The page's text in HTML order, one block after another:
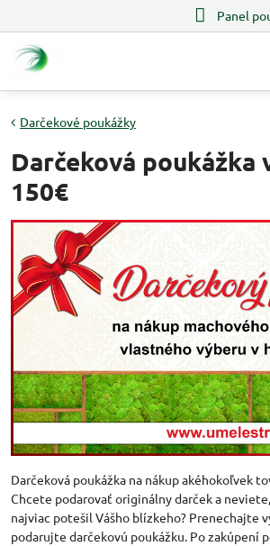
Panel
Darčekové poukážky
Darčeková poukážka
150€
Darčeková poukážka na nákup akéhokoľvek
Chcete podarovať originálny darček a
najviac potešil Vášho blízkeho? Prenechajte
podarujte darčekovú poukážku. Po zakúpení